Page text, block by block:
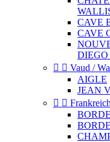
CAVE
CAVE
  Vaud /
AIGLE
JEAN
  Frankreich